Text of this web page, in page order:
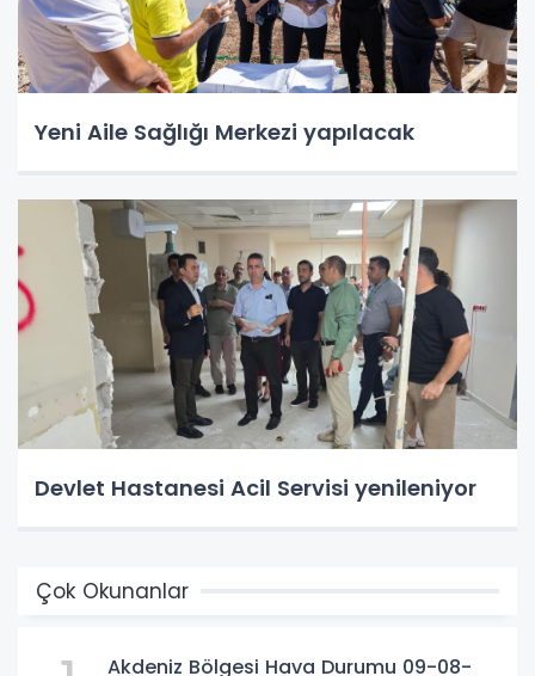
Yeni Aile Sağlığı Merkezi yapılacak
Devlet Hastanesi Acil Servisi yenileniyor
Çok Okunanlar
Akdeniz Bölgesi Hava Durumu 09-08-